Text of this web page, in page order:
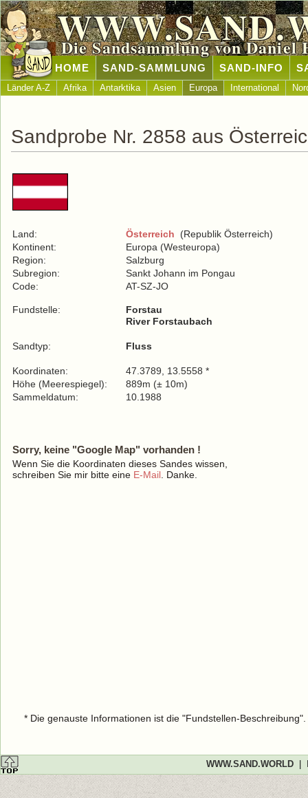
Die Sandsammlung von Daniel
HOME SAND-SAMMLUNG SAND-INFO
Länder A-Z Afrika Antarktika Asien Europa International
Sandprobe Nr. 2858 aus
Land: Österreich (Republik Österreich)
Kontinent:
Europa (Westeuropa)
Region:
Salzburg
Subregion:
Sankt Johann im Pongau
Code:
AT-SZ-JO
Fundstelle:
Forstau
River Forstaubach
Sandtyp: Fluss
Koordinaten:
47.3789, 13.5558 *
Höhe (Meerespiegel):
889m (± 10m)
Sammeldatum:
10.1988
Sorry, keine "Google Map" vorhanden !
Wenn Sie die Koordinaten dieses Sandes wissen,
schreiben Sie mir bitte eine E-Mail . Danke.
* Die genauste Informationen ist die "Fundstellen-
WWW.SAND.WORLD|